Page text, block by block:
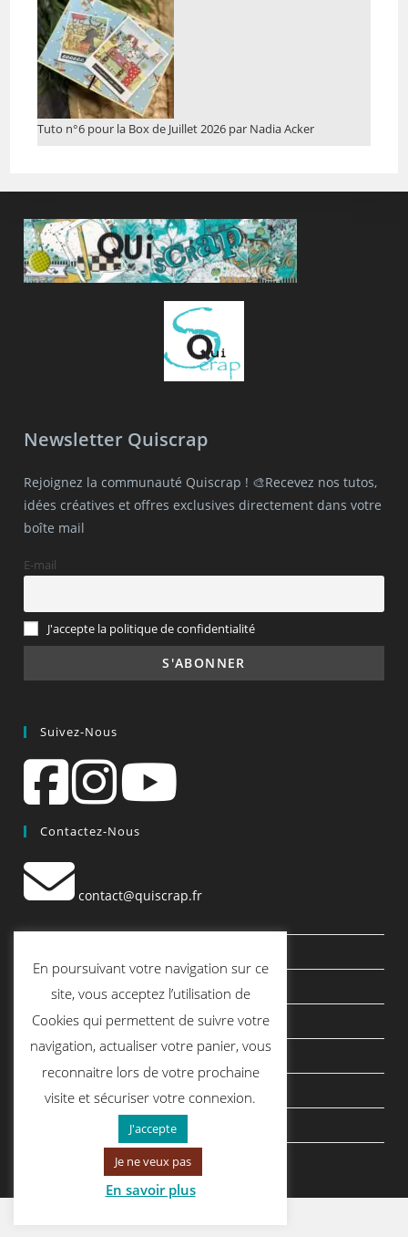
Tuto n°6 pour la Box de Juillet 2026 par Nadia Acker
Newsletter Quiscrap
Rejoignez la communauté Quiscrap ! 🎨Recevez nos tutos,
idées créatives et offres exclusives directement dans votre
boîte mail
E-mail
J'accepte la politique de confidentialité
Suivez-Nous
Contactez-Nous
contact@quiscrap.fr
Le Blog
Conditions générales de vente
Mentions légales
Politique de confidentialité
politique de cookies
En poursuivant votre navigation sur ce
site, vous acceptez l’utilisation de
Cookies qui permettent de suivre votre
navigation, actualiser votre panier, vous
reconnaitre lors de votre prochaine
visite et sécuriser votre connexion.
J'accepte
Je ne veux pas
En savoir plus